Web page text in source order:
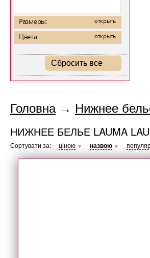
Размеры: открыть
Цвета: открыть
Сбросить все
Головна→ Нижнее
НИЖНЕЕ БЕЛЬЕ LAUMA
Сортувати за: ціною ▼ назвою ▼